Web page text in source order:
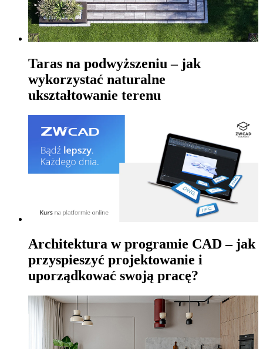
Taras na podwyższeniu – jak
wykorzystać naturalne
ukształtowanie terenu
Architektura w programie CAD – jak
przyspieszyć projektowanie i
uporządkować swoją pracę?